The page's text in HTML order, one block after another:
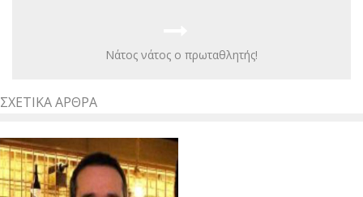
Νάτος νάτος ο πρωταθλητής!
ΣΧΕΤΙΚΆ ΆΡΘΡΑ